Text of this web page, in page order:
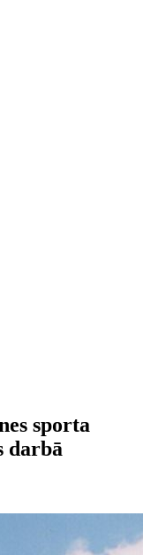
sporta
darbā